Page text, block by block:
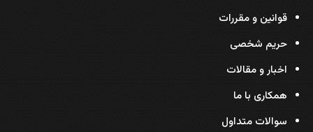
قوانین و مقررات
حریم شخصی
اخبار و مقالات
همکاری با ما
سوالات متداول